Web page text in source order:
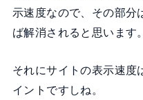
示速度なので、その部分
ば解消されると思います。
それにサイトの表示速度
イントですしね。